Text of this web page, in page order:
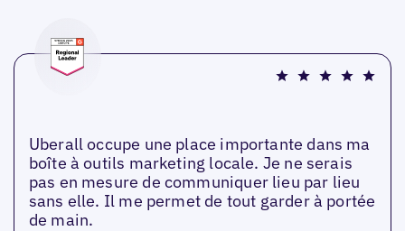
Uberall occupe une place importante dans ma
boîte à outils marketing locale. Je ne serais
pas en mesure de communiquer lieu par lieu
sans elle. Il me permet de tout garder à portée
de main.